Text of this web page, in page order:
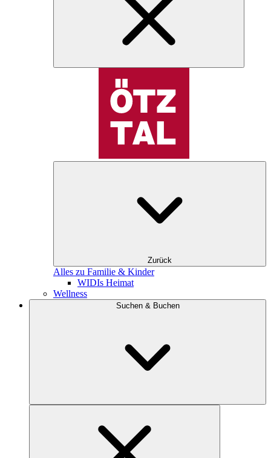
Zurück
Alles zu Familie & Kinder
WIDIs Heimat
Wellness
Suchen & Buchen